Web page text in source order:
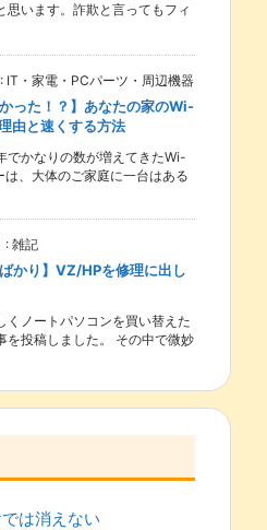
思います。詐欺と言ってもフィ
: IT・家電・PCパーツ・周辺機器
かった！？】あなたの家のWi-
由と速くする方法
でかなりの数が増えてきたWi-
は、大体のご家庭に一台はある
: 雑記
ばかり】VZ/HPを修理に出し
くノートパソコンを買い替えた
を投稿しました。 その中で微妙
は消えない